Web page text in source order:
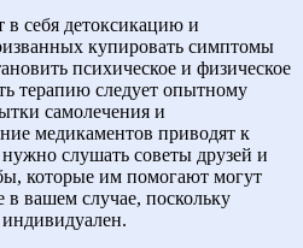
себя детоксикацию и
купировать симптомы
психическое и физическое
терапию следует опытному
самолечения и
медикаментов приводят к
слушать советы друзей и
которые им помогают могут
в вашем случае, поскольку